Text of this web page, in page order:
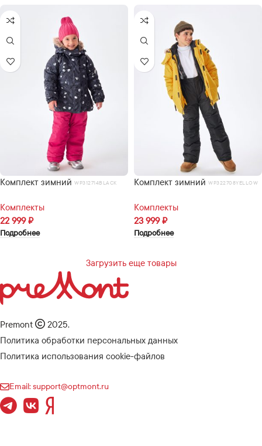
Комплект зимний WP312714BLACK
Комплекты
22 999₽
Подробнее
Комплект зимний WP322708YELLOW
Комплекты
23 999₽
Подробнее
Загрузить еще товары
Premont
2025.
Политика обработки персональных данных
Политика использования cookie-файлов
Email: support@optmont.ru